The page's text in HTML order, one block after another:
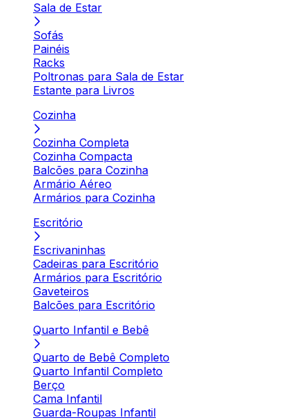
Sala de Estar
Sofás
Painéis
Racks
Poltronas para Sala de Estar
Estante para Livros
Cozinha
Cozinha Completa
Cozinha Compacta
Balcões para Cozinha
Armário Aéreo
Armários para Cozinha
Escritório
Escrivaninhas
Cadeiras para Escritório
Armários para Escritório
Gaveteiros
Balcões para Escritório
Quarto Infantil e Bebê
Quarto de Bebê Completo
Quarto Infantil Completo
Berço
Cama Infantil
Guarda-Roupas Infantil